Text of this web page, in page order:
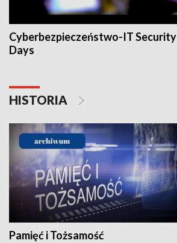
Cyberbezpieczeństwo-IT Security
Days
HISTORIA
Pamięć i Tożsamość